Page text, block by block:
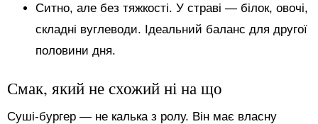
Ситно, але без тяжкості. У страві — білок, овочі,
складні вуглеводи. Ідеальний баланс для другої
половини дня.
Смак, який не схожий ні на що
Суші-бургер — не калька з ролу. Він має власну